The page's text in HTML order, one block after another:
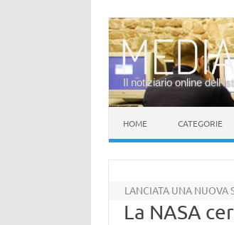
Il notiziario online
HOME CATEGORIE
LANCIATA UNA NUOVA
La NASA